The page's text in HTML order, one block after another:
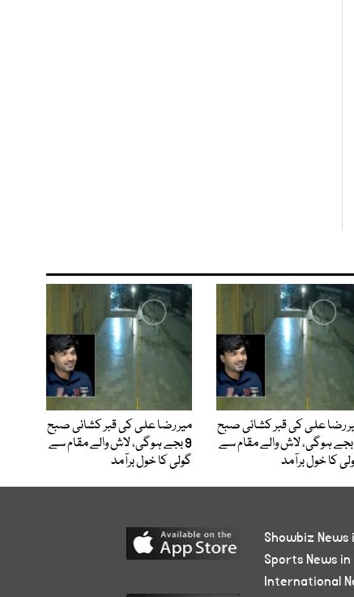
رضا علی کی قبر کشائی صبح
9 بجے ہوگی، لاش والے مقام سے
کا خول برآمد
میر رضا علی کی قبر کشائی صبح
9 بجے ہوگی، لاش والے مقام سے
گولی کا خول برآمد
Showbiz News
Sports News in
International